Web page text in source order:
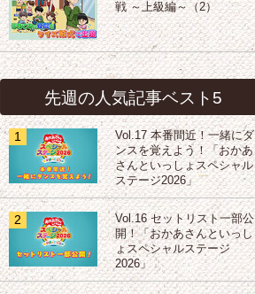
戦 ～上級編～（2）
先週の人気記事ベスト5
1
Vol.17 本番間近！一緒にダ
ンスを覚えよう！「おかあ
さんといっしょスペシャル
ステージ2026」
2
Vol.16 セットリスト一部公
開！「おかあさんといっし
ょスペシャルステージ
2026」